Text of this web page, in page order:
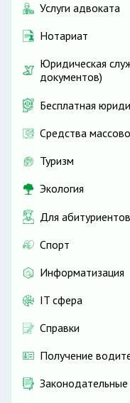
Услуги адвоката
Нотариат
Юридическая
документов)
Бесплатная
Средства
Туризм
Экология
Для абитуриентов
Спорт
Информатизация
IT сфера
Справки
Получение